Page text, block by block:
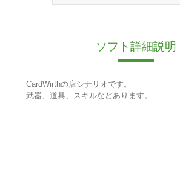
ソフト詳細説明
CardWirthの店シナリオです。
武器、道具、スキルなどあります。